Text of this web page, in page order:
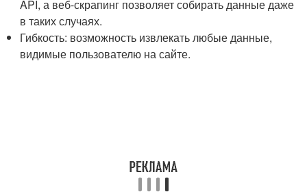
API, ‌а веб-скрапинг позволяет собирать данные даже
в таких случаях.
Гибкость: возможность извлекать любые данные,‌
видимые пользователю на сайте.